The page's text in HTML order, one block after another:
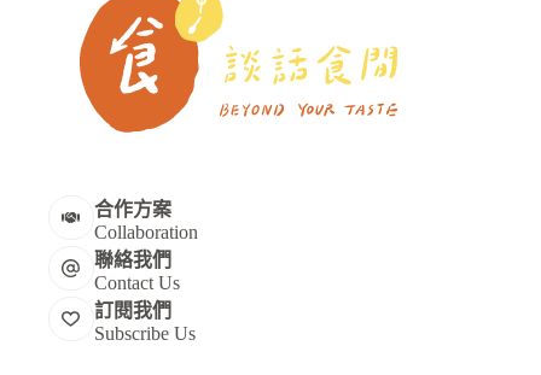
合作方案
Collaboration
聯絡我們
Contact Us
訂閱我們
Subscribe Us